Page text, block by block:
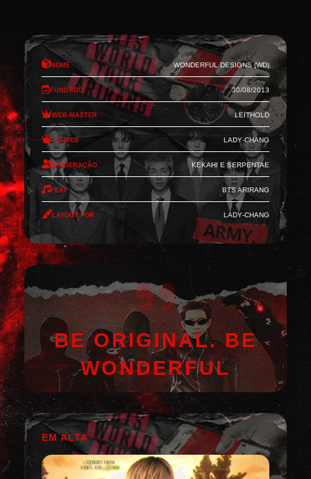
Nome Wonderful Designs (WD)
Fundado 30/08/2013
Web-Master Leithold
Co-Web Lady-Chang
Moderação Kekahi e Serpentae
Feat BTS Arirang
Layout por Lady-Chang
BE ORIGINAL. BE
WONDERFUL
EM ALTA